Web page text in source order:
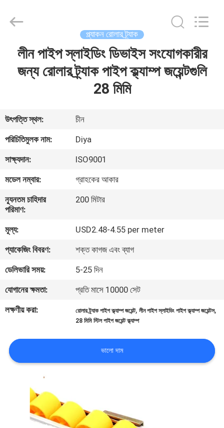
বাড়ি
আমাদের
সম্পর্কে
কারখানা
ভ্রমণ
নিয়ন্ত্রণ
যোগাযোগ
করুন
খবর
মামলা
উদ্ধৃতির
আবেদন
Reserved.
প্ল্যাকন রোলার ট্র্যাক
লীন পাইপ স্লাইডিং ডিভাইস সংযোগকারীর
জন্য রোলার ট্র্যাক পাইপ ক্ল্যাম্প জয়েন্টগুলি
28 মিমি
উৎপত্তি স্থল:
চীন
পরিচিতিমুলক নাম:
Diya
সাক্ষ্যদান:
ISO9001
মডেল নম্বার:
গ্রাহকের আকার
ন্যূনতম চাহিদার
পরিমাণ:
200 মিটার
মূল্য:
USD2.48-4.55 per meter
প্যাকেজিং বিবরণ:
শক্ত কাগজ এবং ব্যাগ
ডেলিভারি সময়:
5-25 দিন
যোগানের ক্ষমতা:
প্রতি মাসে 10000 সেট
লক্ষণীয় করা:
রোলার ট্র্যাক পাইপ ক্ল্যাম্প জয়েন্ট,লীন পাইপ স্লাইডিং পাইপ ক্ল্যাম্প জয়েন্টস,
28 মিমি স্টিল পাইপ জয়েন্ট ক্ল্যাম্প
ভালো দাম